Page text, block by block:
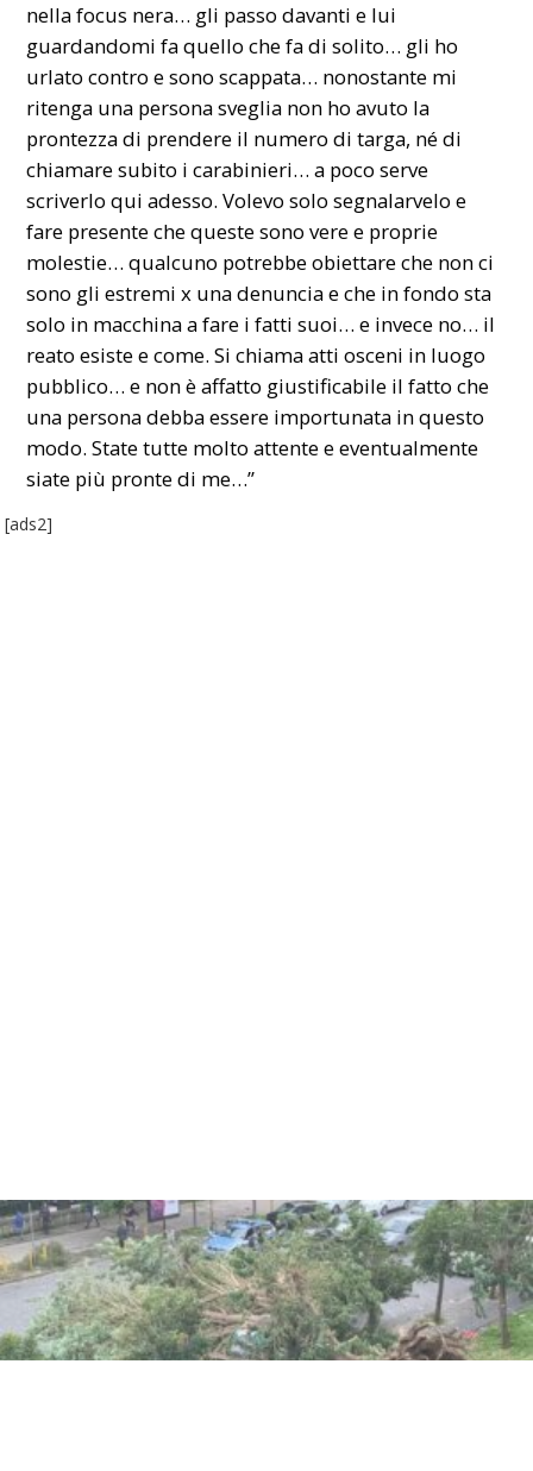
nella focus nera… gli passo davanti e lui
guardandomi fa quello che fa di solito… gli ho
urlato contro e sono scappata… nonostante mi
ritenga una persona sveglia non ho avuto la
prontezza di prendere il numero di targa, né di
chiamare subito i carabinieri… a poco serve
scriverlo qui adesso. Volevo solo segnalarvelo e
fare presente che queste sono vere e proprie
molestie… qualcuno potrebbe obiettare che non ci
sono gli estremi x una denuncia e che in fondo sta
solo in macchina a fare i fatti suoi… e invece no… il
reato esiste e come. Si chiama atti osceni in luogo
pubblico… e non è affatto giustificabile il fatto che
una persona debba essere importunata in questo
modo. State tutte molto attente e eventualmente
siate più pronte di me…”
[ads2]